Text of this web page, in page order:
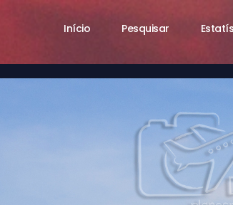
Início Pesquisar